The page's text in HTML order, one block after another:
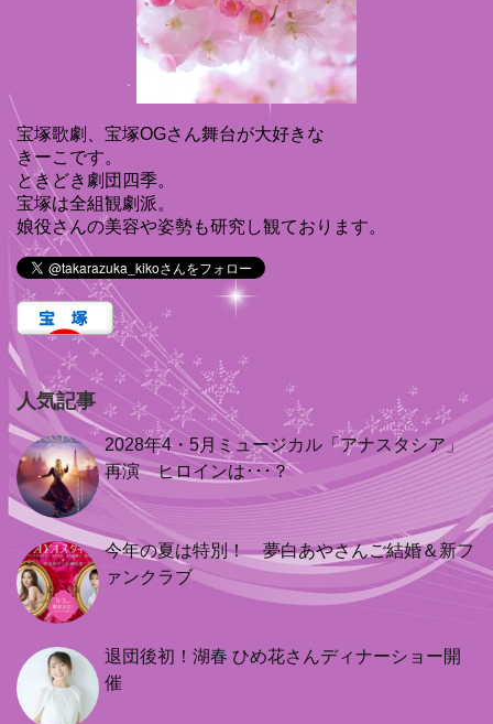
宝塚歌劇、宝塚OGさん舞台が大好きな
きーこです。
ときどき劇団四季。
宝塚は全組観劇派。
娘役さんの美容や姿勢も研究し観ております。
人気記事
2028年4・5月ミュージカル「アナスタシア」
再演 ヒロインは･･･？
今年の夏は特別！ 夢白あやさんご結婚＆新フ
ァンクラブ
退団後初！湖春 ひめ花さんディナーショー開
催